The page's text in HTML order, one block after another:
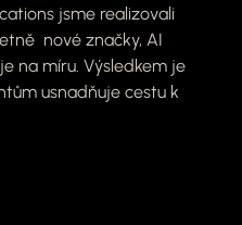
jsme realizovali
nové značky, AI
na míru. Výsledkem je
usnadňuje cestu k